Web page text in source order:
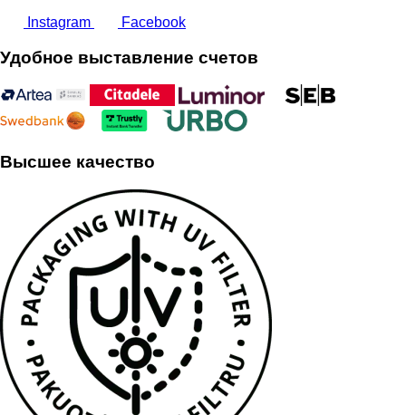
Instagram Facebook
Удобное выставление счетов
Высшее качество